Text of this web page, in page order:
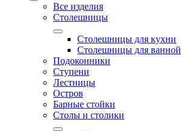
Все изделия
Столешницы
Столешницы для кухни
Столешницы для ванной
Подоконники
Ступени
Лестницы
Остров
Барные стойки
Столы и столики